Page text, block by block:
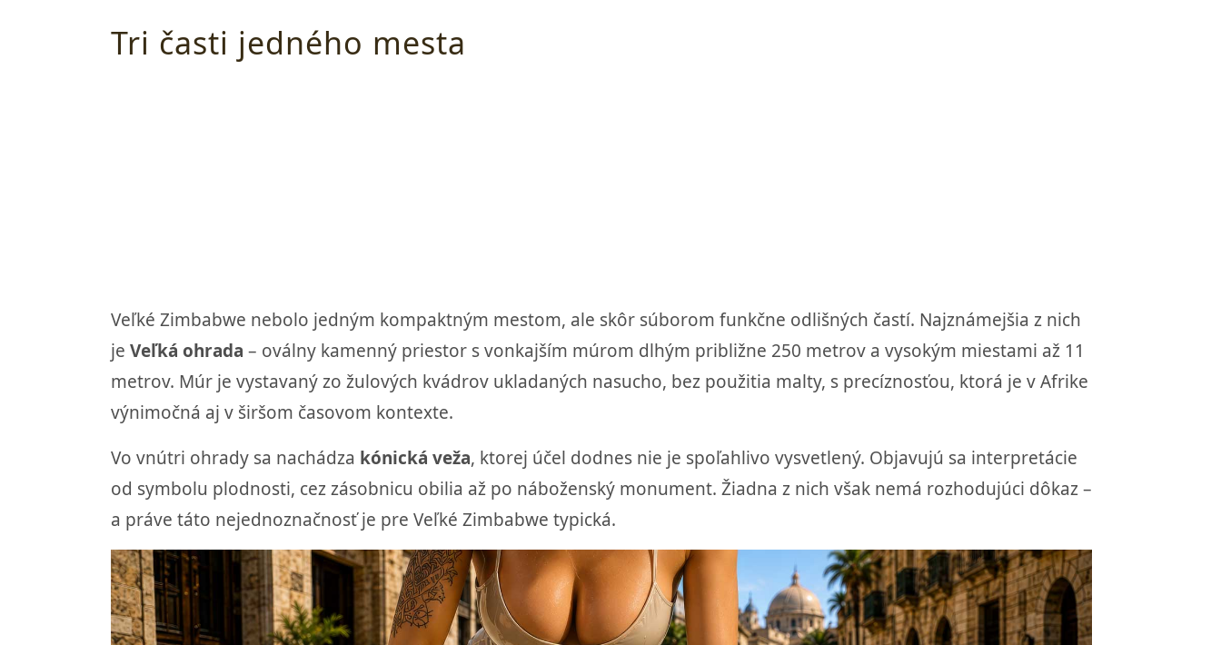
Tri časti jedného mesta
Veľké Zimbabwe nebolo jedným kompaktným mestom, ale skôr súborom funkčne odlišných častí. Najznámejšia z nich
je Veľká ohrada – oválny kamenný priestor s vonkajším múrom dlhým približne 250 metrov a vysokým miestami až 11
metrov. Múr je vystavaný zo žulových kvádrov ukladaných nasucho, bez použitia malty, s precíznosťou, ktorá je v Afrike
výnimočná aj v širšom časovom kontexte.
Vo vnútri ohrady sa nachádza kónická veža, ktorej účel dodnes nie je spoľahlivo vysvetlený. Objavujú sa interpretácie
od symbolu plodnosti, cez zásobnicu obilia až po náboženský monument. Žiadna z nich však nemá rozhodujúci dôkaz –
a práve táto nejednoznačnosť je pre Veľké Zimbabwe typická.